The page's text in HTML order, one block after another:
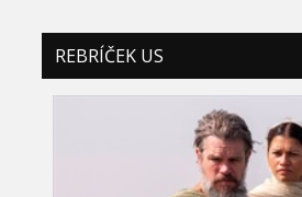
REBRÍČEK US